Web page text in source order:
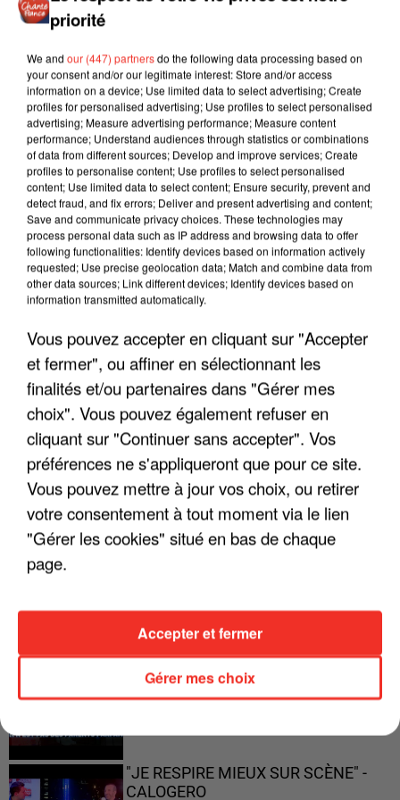
LES INTERVIEWS CHANTE
FRANCE
Voir plus
"JE SUIS À DISPOSITION DES
ENFOIRÉS"
"ON A TOUS LE TRAC"
"ON N'EST PAS DES PARENTS
PARFAITS"
"JE RESPIRE MIEUX SUR SCÈNE" -
CALOGERO
priorité
We and our (447) partnersdo the following data processing based on
your consent and/or our legitimate interest: Store and/or access
information on a device; Use limited data to select advertising; Create
profiles for personalised advertising; Use profiles to select personalised
advertising; Measure advertising performance; Measure content
performance; Understand audiences through statistics or combinations
of data from different sources; Develop and improve services; Create
profiles to personalise content; Use profiles to select personalised
content; Use limited data to select content; Ensure security, prevent and
detect fraud, and fix errors; Deliver and present advertising and content;
Save and communicate privacy choices. These technologies may
process personal data such as IP address and browsing data to offer
following functionalities: Identify devices based on information actively
requested; Use precise geolocation data; Match and combine data from
other data sources; Link different devices; Identify devices based on
information transmitted automatically.
Vous pouvez accepter en cliquant sur "Accepter
et fermer", ou affiner en sélectionnant les
finalités et/ou partenaires dans "Gérer mes
choix". Vous pouvez également refuser en
cliquant sur "Continuer sans accepter". Vos
préférences ne s'appliqueront que pour ce site.
Vous pouvez mettre à jour vos choix, ou retirer
votre consentement à tout moment via le lien
"Gérer les cookies" situé en bas de chaque
page.
Gérer mes choix
Accepter et fermer